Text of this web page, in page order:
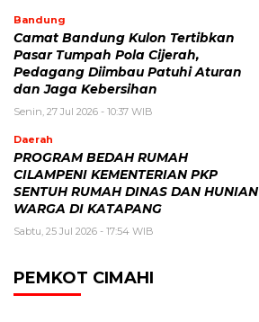
Bandung
Camat Bandung Kulon Tertibkan
Pasar Tumpah Pola Cijerah,
Pedagang Diimbau Patuhi Aturan
dan Jaga Kebersihan
Senin, 27 Jul 2026 - 10:37 WIB
Daerah
PROGRAM BEDAH RUMAH
CILAMPENI KEMENTERIAN PKP
SENTUH RUMAH DINAS DAN HUNIAN
WARGA DI KATAPANG
Sabtu, 25 Jul 2026 - 17:54 WIB
PEMKOT CIMAHI